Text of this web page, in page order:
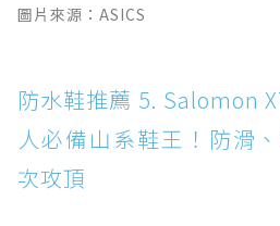
圖片來源：ASICS
防水鞋推薦 5. Salomon
人必備山系鞋王！防滑
次攻頂